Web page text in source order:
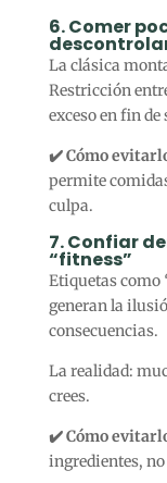
6. Comer
La clásica
Restricción
exceso en fin
✔️ Cómo
permite
culpa.
7. Confiar
“fitness”
Etiquetas como
generan la
consecuencias.
La realidad:
crees.
✔️ Cómo
ingredientes,